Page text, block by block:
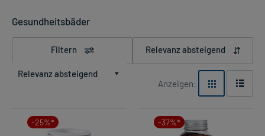
Gesundheitsbäder
Filtern Relevanz absteigend
Relevanz absteigend
Anzeigen:
-25%* -37%*